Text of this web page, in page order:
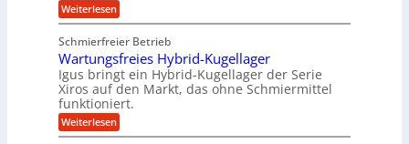
g
e
b
u
n
g
e
n
u
b
e
w
e
g
u
n
g
e
v
e
n
d
M
a
s
c
h
i
r
k
z
e
u
g
k
r
e
i
s
Weiterlesen:
K
g
e
l
s
c
h
i
e
Schmierfreier Betrieb
Wartungsfreies Hybrid-Kugellager
Igus bringt ein Hybrid-Kugellager der Serie
Xiros auf den Markt, das ohne Schmiermittel
funktioniert.
Weiterlesen:
W